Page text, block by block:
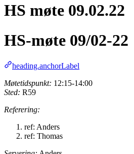
HS møte 09.02.22
HS-møte 09/02-22
heading.anchorLabel
Møtetidspunkt: 12:15-14:00
Sted: R59
Referering:
ref: Anders
ref: Thomas